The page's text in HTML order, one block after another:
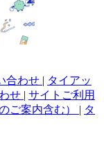
合わせ | タイアッ
せ | サイトご利用
ご案内含む） | タ